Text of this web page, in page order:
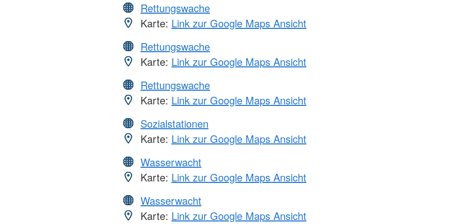
Rettungswache
Karte: Link zur Google Maps Ansicht
Rettungswache
Karte: Link zur Google Maps Ansicht
Rettungswache
Karte: Link zur Google Maps Ansicht
Sozialstationen
Karte: Link zur Google Maps Ansicht
Wasserwacht
Karte: Link zur Google Maps Ansicht
Wasserwacht
Karte: Link zur Google Maps Ansicht